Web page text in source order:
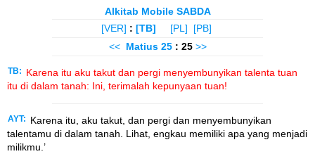
Alkitab Mobile SABDA
[VER] : [TB] [PL]
[PB]
<< Matius 25 : 25 >>
TB:
Karena itu aku takut dan pergi menyembunyikan talenta tuan
itu di dalam tanah: Ini, terimalah kepunyaan tuan!
AYT:
Karena itu, aku takut, dan pergi dan menyembunyikan
talentamu di dalam tanah. Lihat, engkau memiliki apa yang menjadi
milikmu.’